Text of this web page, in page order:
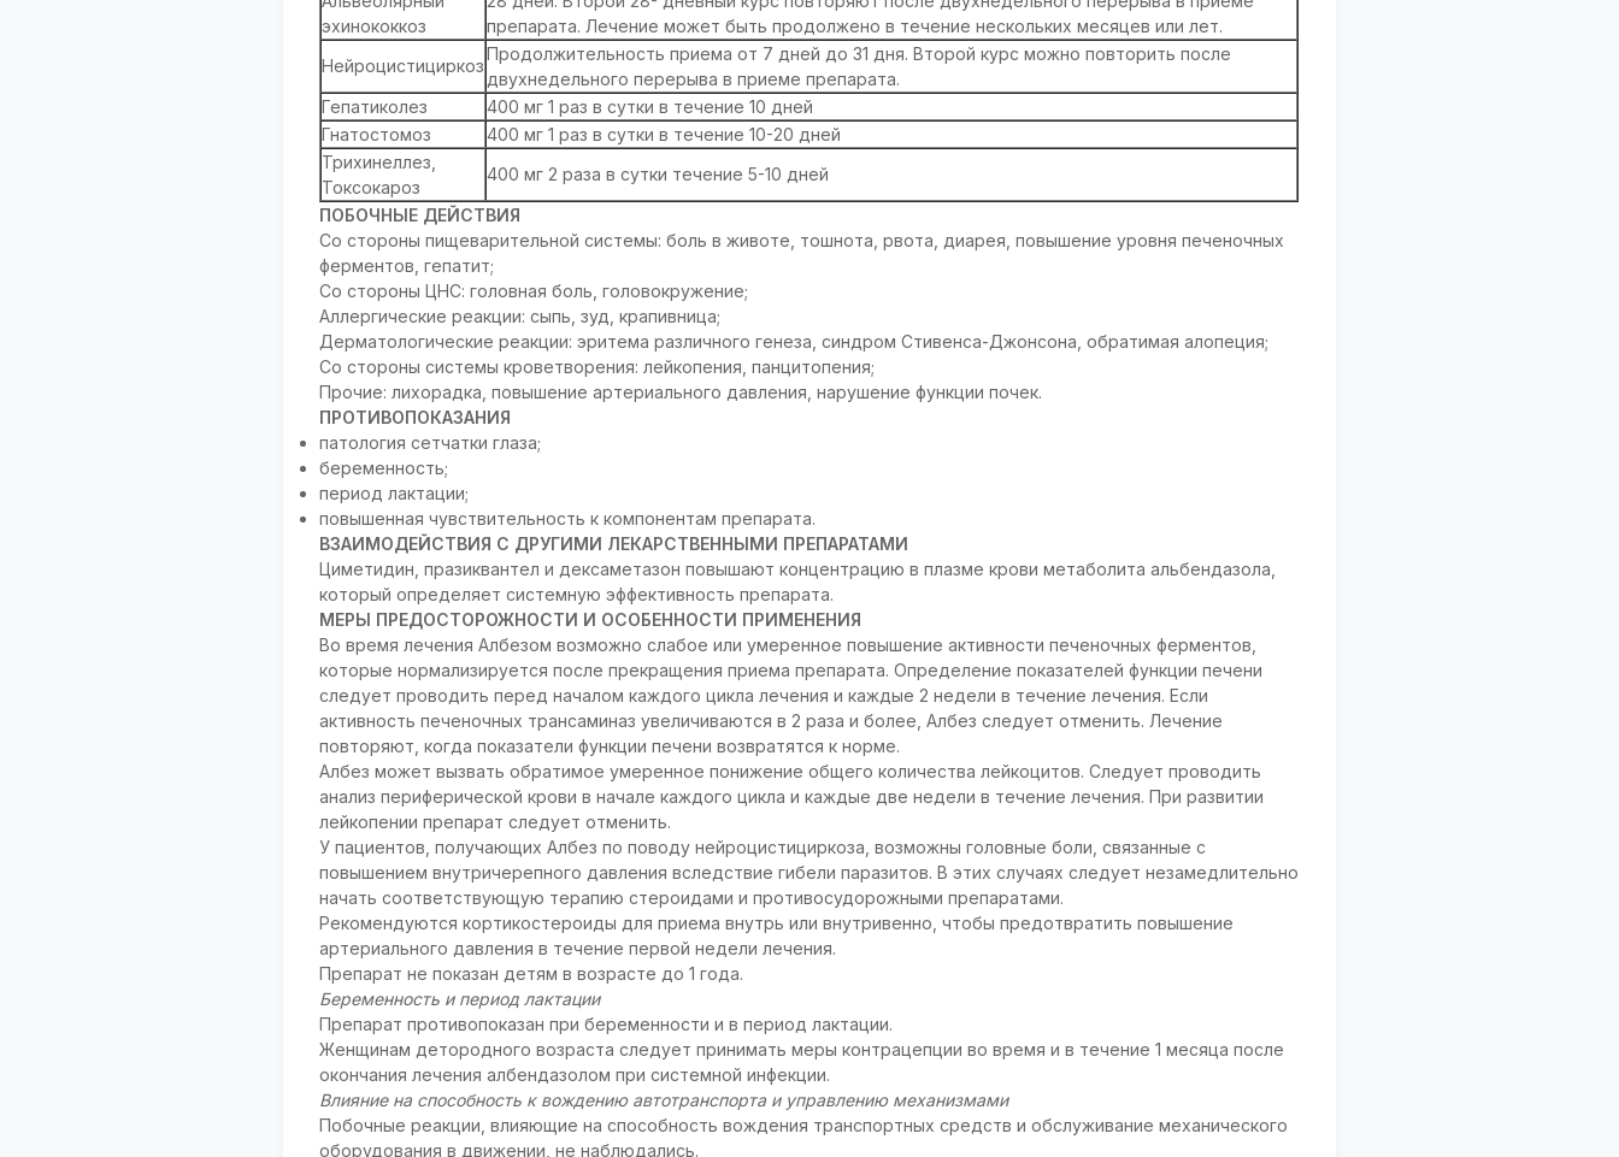
эхинококкоз
препарата. Лечение может быть продолжено в течение нескольких месяцев или лет.
Нейроцистициркоз
Продолжительность приема от 7 дней до 31 дня. Второй курс можно повторить после
двухнедельного перерыва в приеме препарата.
Гепатиколез
400 мг 1 раз в сутки в течение 10 дней
Гнатостомоз
400 мг 1 раз в сутки в течение 10-20 дней
Трихинеллез,
Токсокароз
400 мг 2 раза в сутки течение 5-10 дней
ПОБОЧНЫЕ ДЕЙСТВИЯ
Со стороны пищеварительной системы: боль в животе, тошнота, рвота, диарея, повышение уровня печеночных
ферментов, гепатит;
Со стороны ЦНС: головная боль, головокружение;
Аллергические реакции: сыпь, зуд, крапивница;
Дерматологические реакции: эритема различного генеза, синдром Стивенса-Джонсона, обратимая алопеция;
Со стороны системы кроветворения: лейкопения, панцитопения;
Прочие: лихорадка, повышение артериального давления, нарушение функции почек.
ПРОТИВОПОКАЗАНИЯ
патология сетчатки глаза;
беременность;
период лактации;
повышенная чувствительность к компонентам препарата.
ВЗАИМОДЕЙСТВИЯ С ДРУГИМИ ЛЕКАРСТВЕННЫМИ ПРЕПАРАТАМИ
Циметидин, празиквантел и дексаметазон повышают концентрацию в плазме крови метаболита альбендазола,
который определяет системную эффективность препарата.
МЕРЫ ПРЕДОСТОРОЖНОСТИ И ОСОБЕННОСТИ ПРИМЕНЕНИЯ
Во время лечения Албезом возможно слабое или умеренное повышение активности печеночных ферментов,
которые нормализируется после прекращения приема препарата. Определение показателей функции печени
следует проводить перед началом каждого цикла лечения и каждые 2 недели в течение лечения. Если
активность печеночных трансаминаз увеличиваются в 2 раза и более, Албез следует отменить. Лечение
повторяют, когда показатели функции печени возвратятся к норме.
Албез может вызвать обратимое умеренное понижение общего количества лейкоцитов. Следует проводить
анализ периферической крови в начале каждого цикла и каждые две недели в течение лечения. При развитии
лейкопении препарат следует отменить.
У пациентов, получающих Албез по поводу нейроцистициркоза, возможны головные боли, связанные с
повышением внутричерепного давления вследствие гибели паразитов. В этих случаях следует незамедлительно
начать соответствующую терапию стероидами и противосудорожными препаратами.
Рекомендуются кортикостероиды для приема внутрь или внутривенно, чтобы предотвратить повышение
артериального давления в течение первой недели лечения.
Препарат не показан детям в возрасте до 1 года.
Беременность и период лактации
Препарат противопоказан при беременности и в период лактации.
Женщинам детородного возраста следует принимать меры контрацепции во время и в течение 1 месяца после
окончания лечения албендазолом при системной инфекции.
Влияние на способность к вождению автотранспорта и управлению механизмами
Побочные реакции, влияющие на способность вождения транспортных средств и обслуживание механического
оборудования в движении, не наблюдались.